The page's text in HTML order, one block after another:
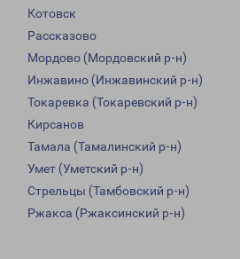
Котовск
Рассказово
Мордово (Мордовский р-н)
Инжавино (Инжавинский р-н)
Токаревка (Токаревский р-н)
Кирсанов
Тамала (Тамалинский р-н)
Умет (Уметский р-н)
Стрельцы (Тамбовский р-н)
Ржакса (Ржаксинский р-н)